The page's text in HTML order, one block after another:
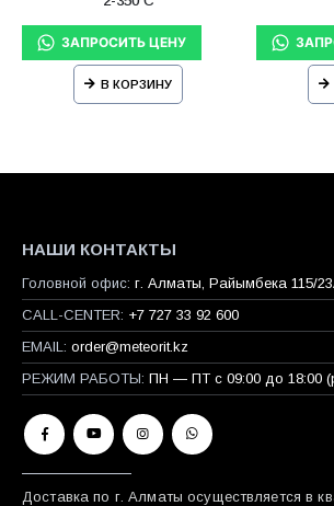
В КОРЗИНУ
НАШИ КОНТАКТЫ
Головной офис: г. Алматы, Райымбека 115/
CALL-CENTER: +7 727 33 92 600
EMAIL: order@meteorit.kz
РЕЖИМ РАБОТЫ: ПН — ПТ с 09:00 до 18:00
Доставка по г. Алматы осуществляется в